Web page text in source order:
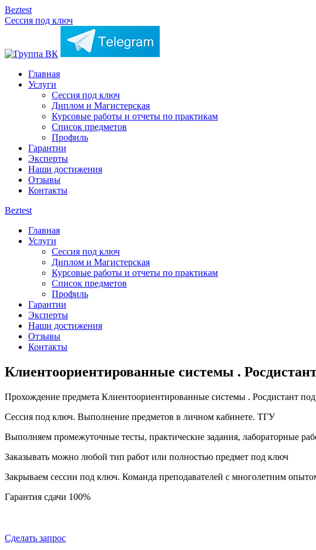
Beztest
Сессия под ключ
Главная
Услуги
Сессия под ключ
Диплом и Магистерская
Курсовые работы и отчеты по практикам
Список предметов
Профиль
Гарантии
Эксперты
Наши достижения
Отзывы
Контакты
Beztest
Главная
Услуги
Сессия под ключ
Диплом и Магистерская
Курсовые работы и отчеты по практикам
Список предметов
Профиль
Гарантии
Эксперты
Наши достижения
Отзывы
Контакты
Клиентоориентированные системы .
Прохождение предмета Клиентоориентированные системы . Росдистант
Сессия под ключ. Выполнение предметов в личном кабинете. ТГУ
Выполняем промежуточные тесты, практические задания, лабораторные
Заказывать можно любой тип работ или полностью предмет под ключ
Закрываем сессии под ключ. Команда преподавателей с многолетним
Гарантия сдачи 100%
Сделать запрос